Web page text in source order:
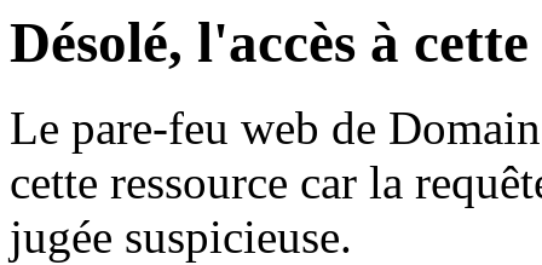
Désolé, l'accès à
Le pare-feu web de
cette ressource car la
jugée suspicieuse.